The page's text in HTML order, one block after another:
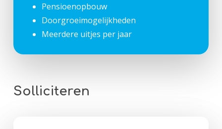
Pensioenopbouw
Doorgroeimogelijkheden
Meerdere uitjes per jaar
Solliciteren